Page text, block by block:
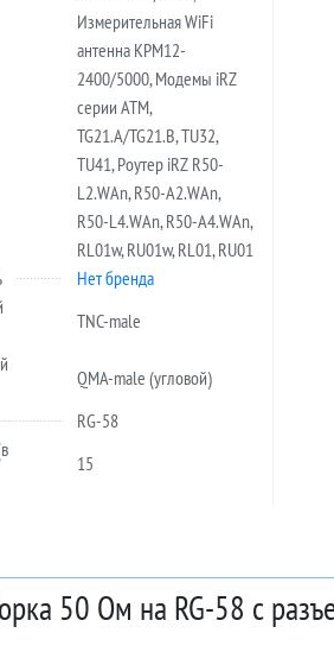
Измерительная WiFi
антенна KPM12-
2400/5000, Модемы iRZ
серии ATM,
TG21.A/TG21.B, TU32,
TU41, Роутер iRZ R50-
L2.WAn, R50-A2.WAn,
R50-L4.WAn, R50-A4.WAn,
RL01w, RU01w, RL01, RU01
Нет бренда
TNC-male
QMA-male (угловой)
RG-58
15
50 Ом на RG-58 с